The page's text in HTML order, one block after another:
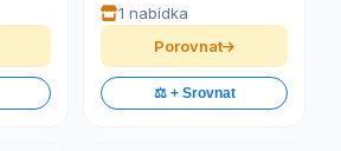
1 nabídka
Porovnat
⚖️ + Srovnat